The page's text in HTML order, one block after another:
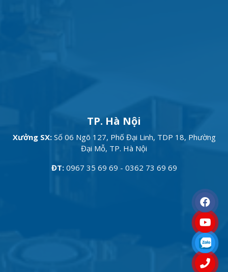
TP. Hà Nội
Xưởng SX:Số 06 Ngõ 127, Phố Đại Linh, TDP 18, Phường
Đại Mỗ, TP. Hà Nội
ĐT:0967 35 69 69 - 0362 73 69 69